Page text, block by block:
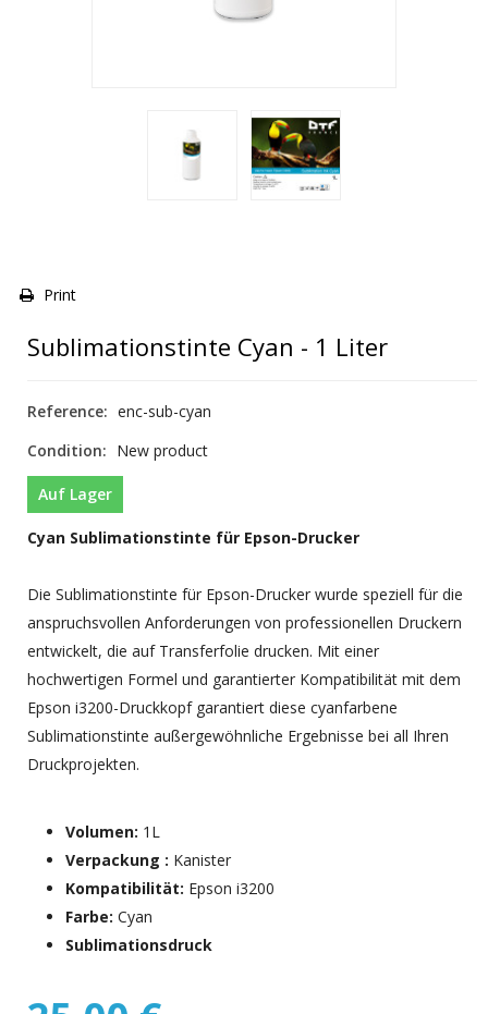
Print
Sublimationstinte Cyan - 1 Liter
Reference: enc-sub-cyan
Condition: New product
Auf Lager
Cyan Sublimationstinte für Epson-Drucker
Die Sublimationstinte für Epson-Drucker wurde speziell für die
anspruchsvollen Anforderungen von professionellen Druckern
entwickelt, die auf Transferfolie drucken. Mit einer
hochwertigen Formel und garantierter Kompatibilität mit dem
Epson i3200-Druckkopf garantiert diese cyanfarbene
Sublimationstinte außergewöhnliche Ergebnisse bei all Ihren
Druckprojekten.
Volumen: 1L
Verpackung : Kanister
Kompatibilität: Epson i3200
Farbe: Cyan
Sublimationsdruck